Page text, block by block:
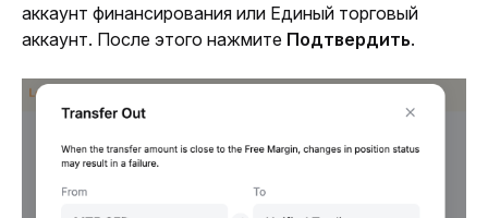
аккаунт финансирования или Единый торговый
аккаунт. После этого нажмите Подтвердить.